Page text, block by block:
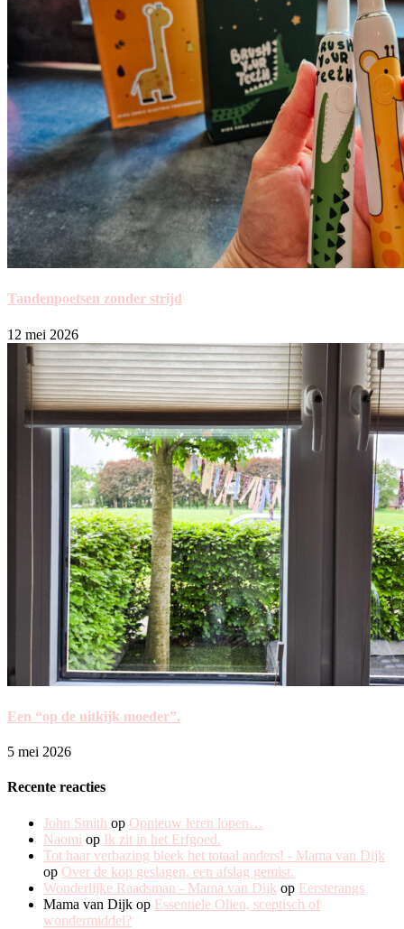
Tandenpoetsen zonder strijd
12 mei 2026
Een “op de uitkijk moeder”.
5 mei 2026
Recente reacties
John Smith op Opnieuw leren lopen…
Naomi op Ik zit in het Erfgoed.
Tot haar verbazing bleek het totaal anders! - Mama van Dijk
op Over de kop geslagen, een afslag gemist.
Wonderlijke Raadsman - Mama van Dijk op Eersterangs
Mama van Dijk op Essentiele Olien, sceptisch of
wondermiddel?